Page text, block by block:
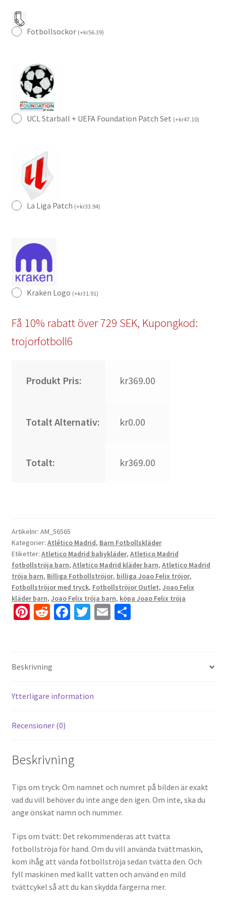
Fotbollsockor (+kr56.39)
UCL Starball + UEFA Foundation Patch Set (+kr47.10)
La Liga Patch (+kr33.94)
Kraken Logo (+kr31.91)
Få 10% rabatt över 729 SEK, Kupongkod:
trojorfotboll6
Produkt Pris: kr369.00
Totalt Alternativ: kr0.00
Totalt: kr369.00
Artikelnr: AM_56565
Kategorier: Atlético Madrid, Barn Fotbollskläder
Etiketter: Atletico Madrid babykläder, Atletico Madrid
fotbollströja barn, Atletico Madrid kläder barn, Atletico Madrid
tröja barn, Billiga Fotbollströjor, billiga Joao Felix tröjor,
Fotbollströjor med tryck, Fotbollströjor Outlet, Joao Felix
kläder barn, Joao Felix tröja barn, köpa Joao Felix tröja
Pi
es
R
di
t
Fa
k
T E D
Beskrivning
Ytterligare information
Recensioner (0)
Beskrivning
Tips om tryck: Om namnet och numret på bilden är exakt
vad du vill behöver du inte ange den igen. Om inte, ska du
ange önskat namn och nummer.
Tips om tvätt: Det rekommenderas att tvätta
fotbollströja för hand. Om du vill använda tvättmaskin,
kom ihåg att vända fotbollströja sedan tvätta den. Och
fyll maskinen med kallt vatten och använd en mild
tvättcykel så att du kan skydda färgerna mer.